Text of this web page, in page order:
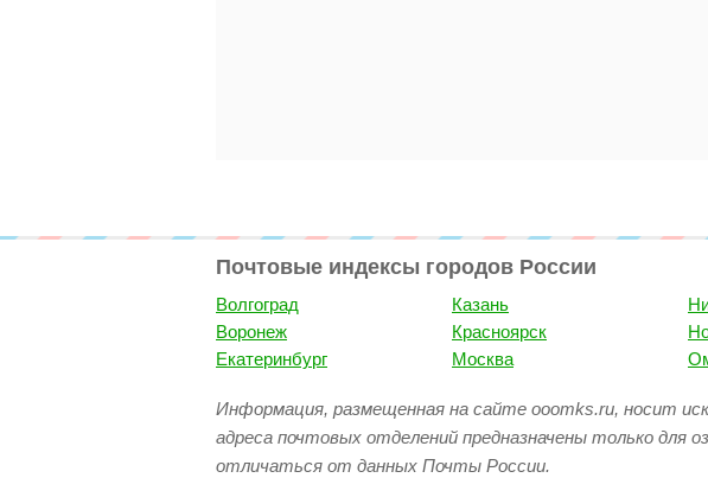
Почтовые индексы городов России
Волгоград
Воронеж
Екатеринбург
Казань
Красноярск
Москва
Информация, размещенная на сайте ooomks.ru, носит
адреса почтовых отделений предназначены только
отличаться от данных Почты России.